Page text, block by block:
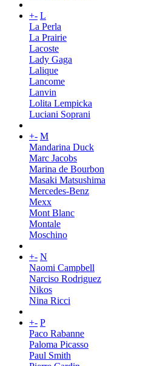
+- L
La Perla
La Prairie
Lacoste
Lady Gaga
Lalique
Lancome
Lanvin
Lolita Lempicka
Luciani Soprani
+- M
Mandarina Duck
Marc Jacobs
Marina de Bourbon
Masaki Matsushima
Mercedes-Benz
Mexx
Mont Blanc
Montale
Moschino
+- N
Naomi Campbell
Narciso Rodriguez
Nikos
Nina Ricci
+- P
Paco Rabanne
Paloma Picasso
Paul Smith